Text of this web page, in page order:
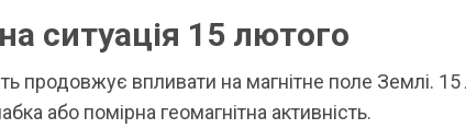
ситуація 15 лютого
продовжує впливати на магнітне поле Землі.
або помірна геомагнітна активність.